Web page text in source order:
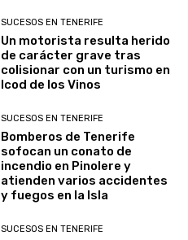
SUCESOS EN TENERIFE
Un motorista resulta herido
de carácter grave tras
colisionar con un turismo en
Icod de los Vinos
SUCESOS EN TENERIFE
Bomberos de Tenerife
sofocan un conato de
incendio en Pinolere y
atienden varios accidentes
y fuegos en la Isla
SUCESOS EN TENERIFE